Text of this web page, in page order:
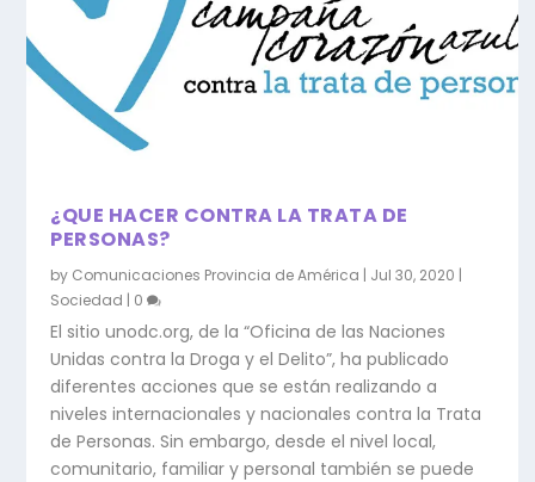
¿QUE HACER CONTRA LA TRATA DE
PERSONAS?
by Comunicaciones Provincia de América | Jul 30, 2020 |
Sociedad | 0
El sitio unodc.org, de la “Oficina de las Naciones
Unidas contra la Droga y el Delito”, ha publicado
diferentes acciones que se están realizando a
niveles internacionales y nacionales contra la Trata
de Personas. Sin embargo, desde el nivel local,
comunitario, familiar y personal también se puede